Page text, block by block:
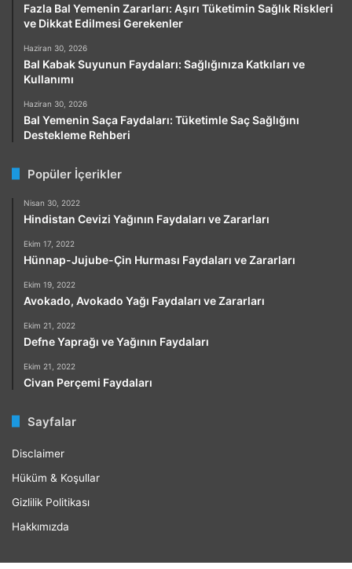
Fazla Bal Yemenin Zararları: Aşırı Tüketimin Sağlık Riskleri
ve Dikkat Edilmesi Gerekenler
Haziran 30, 2026
Bal Kabak Suyunun Faydaları: Sağlığınıza Katkıları ve
Kullanımı
Haziran 30, 2026
Bal Yemenin Saça Faydaları: Tüketimle Saç Sağlığını
Destekleme Rehberi
Popüler İçerikler
Nisan 30, 2022
Hindistan Cevizi Yağının Faydaları ve Zararları
Ekim 17, 2022
Hünnap-Jujube-Çin Hurması Faydaları ve Zararları
Ekim 19, 2022
Avokado, Avokado Yağı Faydaları ve Zararları
Ekim 21, 2022
Defne Yaprağı ve Yağının Faydaları
Ekim 21, 2022
Civan Perçemi Faydaları
Sayfalar
Disclaimer
Hüküm & Koşullar
Gizlilik Politikası
Hakkımızda